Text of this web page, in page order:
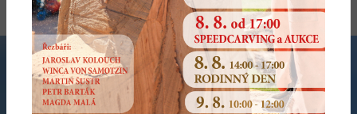
Rozpočtový výhled 2016 - 2020
NOVÁ VERZE APLIKACE